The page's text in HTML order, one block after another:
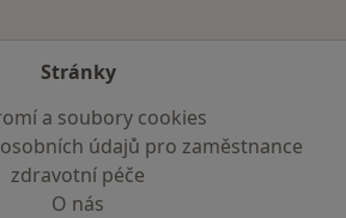
Stránky
a soubory cookies
údajů pro zaměstnance
zdravotní péče
O nás